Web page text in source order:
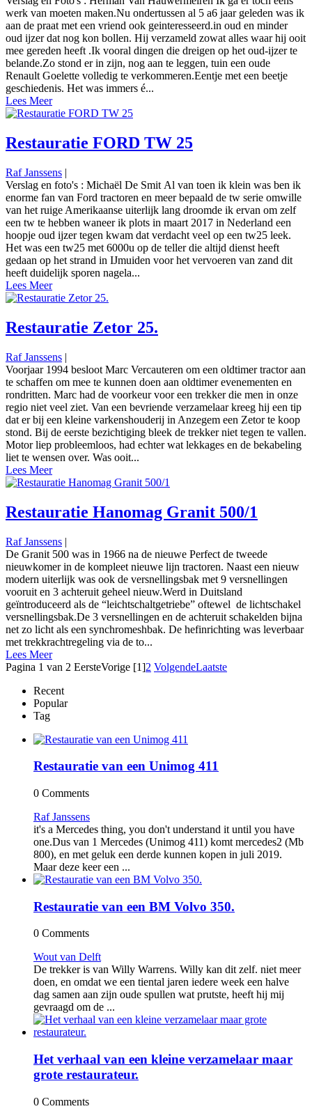
werk van moeten maken.Nu ondertussen al 5 a6 jaar geleden was ik
aan de praat met een vriend ook geinteresseerd.in oud en minder
oud ijzer dat nog kon bollen. Hij verzameld zowat alles waar hij ooit
mee gereden heeft .Ik vooral dingen die dreigen op het oud-ijzer te
belande.Zo stond er in zijn, nog aan te leggen, tuin een oude
Renault Goelette volledig te verkommeren.Eentje met een beetje
geschiedenis. Het was immers é...
Lees Meer
Restauratie FORD TW 25
Raf Janssens |
Verslag en foto's : Michaël De Smit Al van toen ik klein was ben ik
enorme fan van Ford tractoren en meer bepaald de tw serie omwille
van het ruige Amerikaanse uiterlijk lang droomde ik ervan om zelf
een tw te hebben waneer ik plots in maart 2017 in Nederland een
hoopje oud ijzer tegen kwam dat verdacht veel op een tw25 leek.
Het was een tw25 met 6000u op de teller die altijd dienst heeft
gedaan op het strand in IJmuiden voor het vervoeren van zand dit
heeft duidelijk sporen nagela...
Lees Meer
Restauratie Zetor 25.
Raf Janssens |
Voorjaar 1994 besloot Marc Vercauteren om een oldtimer tractor aan
te schaffen om mee te kunnen doen aan oldtimer evenementen en
rondritten. Marc had de voorkeur voor een trekker die men in onze
regio niet veel ziet. Van een bevriende verzamelaar kreeg hij een tip
dat er bij een kleine varkenshouderij in Anzegem een Zetor te koop
stond. Bij de eerste bezichtiging bleek de trekker niet tegen te vallen.
Motor liep probleemloos, had echter wat lekkages en de bekabeling
liet te wensen over. Was ooit...
Lees Meer
Restauratie Hanomag Granit 500/1
Raf Janssens |
De Granit 500 was in 1966 na de nieuwe Perfect de tweede
nieuwkomer in de kompleet nieuwe lijn tractoren. Naast een nieuw
modern uiterlijk was ook de versnellingsbak met 9 versnellingen
vooruit en 3 achteruit geheel nieuw.Werd in Duitsland
geïntroduceerd als de “leichtschaltgetriebe” oftewel de lichtschakel
versnellingsbak.De 3 versnellingen en de achteruit schakelden bijna
net zo licht als een synchromeshbak. De hefinrichting was leverbaar
met trekkrachtregeling via de to...
Lees Meer
Pagina 1 van 2 EersteVorige [1]2 VolgendeLaatste
Recent
Popular
Tag
Restauratie van een Unimog 411
0 Comments
Raf Janssens
it's a Mercedes thing, you don't understand it until you have
one.Dus van 1 Mercedes (Unimog 411) komt mercedes2 (Mb
800), en met geluk een derde kunnen kopen in juli 2019.
Maar deze keer een ...
Restauratie van een BM Volvo 350.
0 Comments
Wout van Delft
De trekker is van Willy Warrens. Willy kan dit zelf. niet meer
doen, en omdat we een tiental jaren iedere week een halve
dag samen aan zijn oude spullen wat prutste, heeft hij mij
gevraagd om de ...
Het verhaal van een kleine verzamelaar maar
grote restaurateur.
0 Comments